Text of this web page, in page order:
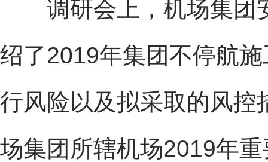
调研会上，机场集团
绍了2019年集团不停航
行风险以及拟采取的风控
场集团所辖机场2019年